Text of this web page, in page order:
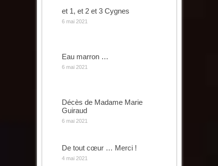
et 1, et 2 et 3 Cygnes
6 mai 2021
Eau marron …
6 mai 2021
Décès de Madame Marie
Guiraud
6 mai 2021
De tout cœur … Merci !
4 mai 2021